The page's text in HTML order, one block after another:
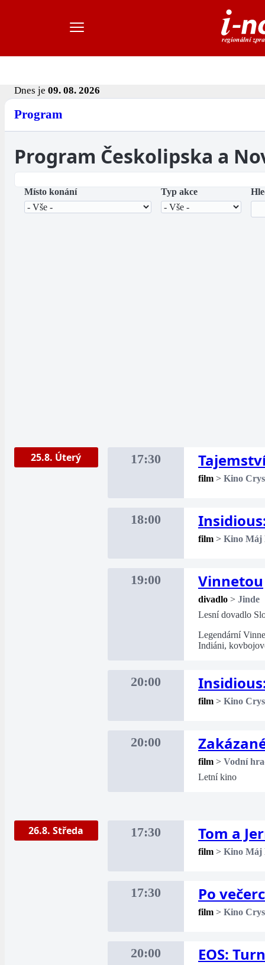
Dnes je 09. 08. 2026
Program
Program Českolipska a
Místo konání Typ akce
25.8. Úterý 17:30
film > Kino
18:00
film > Kino Máj
19:00 Vinnetou
divadlo > Jinde
Lesní dovadlo
Legendární
Indiáni,
20:00
film > Kino
20:00
film > Vodní
Letní kino
26.8. Středa 17:30 Tom a
film > Kino Máj
17:30 Po
film > Kino
20:00 EOS: